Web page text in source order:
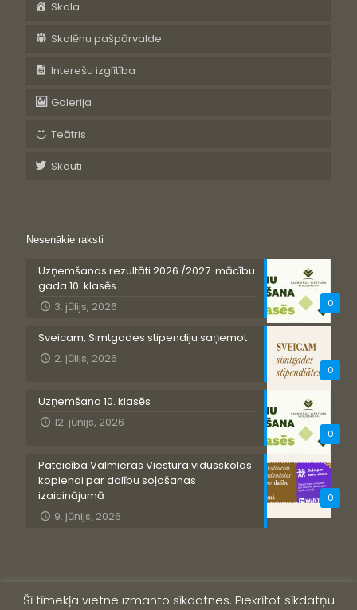
Skola
Skolēnu pašpārvalde
Interešu izglītība
Galerija
Teātris
Skauti
Nesenākie raksti
0
Uzņemšanas rezultāti 2026./2027. mācību
gada 10. klasēs
3. jūlijs, 2026
0
Sveicam, Simtgades stipendiju saņemot
2. jūlijs, 2026
0
Uzņemšana 10. klasēs
12. jūnijs, 2026
0
Pateicība Valmieras Viestura vidusskolas
kopienai par dalību soļošanas
izaicinājumā
9. jūnijs, 2026
Šī tīmekļa vietne izmanto sīkdatnes. Piekrītot sīkdatņu